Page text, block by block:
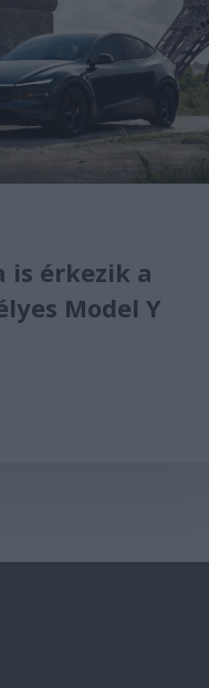
is érkezik a
Model Y